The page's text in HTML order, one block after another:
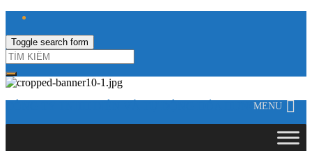
Toggle search form
CÔNG TY TNHH ĐIỆN VÀ TỰ ĐỘNG HÓA HƯNG LONG
MENU